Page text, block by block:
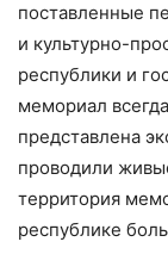
поставленные
и культурно-
республики и
мемориал
представлена
проводили
территория
республике